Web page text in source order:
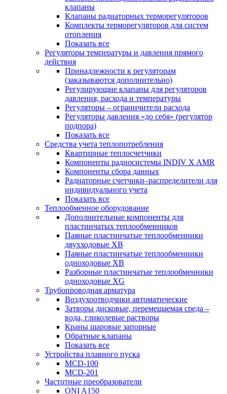
клапаны
Клапаны радиаторных терморегуляторов
Комплекты терморегуляторов для систем
отопления
Показать все
Регуляторы температуры и давления прямого
действия
Принадлежности к регуляторам
(заказываются дополнительно)
Регулирующие клапаны для регуляторов
давления, расхода и температуры
Регуляторы – ограничители расхода
Регуляторы давления «до себя» (регулятор
подпора)
Показать все
Средства учета теплопотребления
Квартирные теплосчетчики
Компоненты радиосистемы INDIV X AMR
Компоненты сбора данных
Радиаторные счетчики–распределители для
индивидуального учета
Показать все
Теплообменное оборудование
Дополнительные компоненты для
пластинчатых теплообменников
Паяные пластинчатые теплообменники
двухходовые XB
Паяные пластинчатые теплообменники
одноходовые ХВ
Разборные пластинчатые теплообменники
одноходовые ХG
Трубопроводная арматура
Воздухоотводчики автоматические
Затворы дисковые, перемещаемая среда –
вода, гликолевые растворы
Краны шаровые запорные
Обратные клапаны
Показать все
Устройства плавного пуска
MCD-100
MCD-201
Частотные преобразователи
ONI A150